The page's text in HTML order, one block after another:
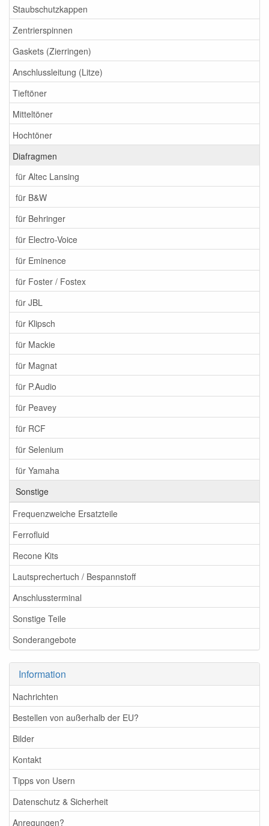
Staubschutzkappen
Zentrierspinnen
Gaskets (Zierringen)
Anschlussleitung (Litze)
Tieftöner
Mitteltöner
Hochtöner
Diafragmen
für Altec Lansing
für B&W
für Behringer
für Electro-Voice
für Eminence
für Foster / Fostex
für JBL
für Klipsch
für Mackie
für Magnat
für P.Audio
für Peavey
für RCF
für Selenium
für Yamaha
Sonstige
Frequenzweiche Ersatzteile
Ferrofluid
Recone Kits
Lautsprechertuch / Bespannstoff
Anschlussterminal
Sonstige Teile
Sonderangebote
Information
Nachrichten
Bestellen von außerhalb der EU?
Bilder
Kontakt
Tipps von Usern
Datenschutz & Sicherheit
Anregungen?